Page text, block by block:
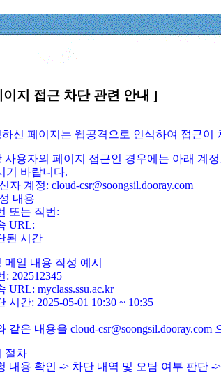
이지 접근 차단 관련 안내 ]
신 페이지는 웹공격으로 인식하여 접근이
사용자의 페이지 접근인 경우에는 아래 계
기 바랍니다.
자 계정: cloud-csr@soongsil.dooray.com
내용
또는 직번:
URL:
된 시간
메일 내용 작성 예시
: 202512345
URL: myclass.ssu.ac.kr
시간: 2025-05-01 10:30 ~ 10:35
같은 내용을 cloud-
절차
내용 확인 -> 차단 내역 및 오탐 여부 판단